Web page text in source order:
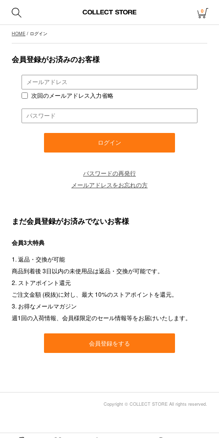
0
HOME / ログイン
会員登録がお済みのお客様
次回のメールアドレス入力省略
パスワードの再発行
メールアドレスをお忘れの方
まだ会員登録がお済みでないお客様
会員3大特典
1. 返品・交換が可能
商品到着後 3日以内の未使用品は返品・交換が可能です。
2. ストアポイント還元
ご注文金額 (税抜)に対し、最大 10%のストアポイントを還元。
3. お得なメールマガジン
週1回の入荷情報、会員様限定のセール情報等をお届けいたします。
会員登録をする
Copyright © COLLECT STORE All rights reserved.